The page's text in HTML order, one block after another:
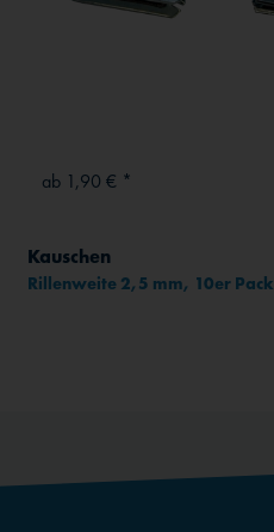
ab 1,90 € *
Kauschen
Rillenweite 2,5 mm, 10er Pack